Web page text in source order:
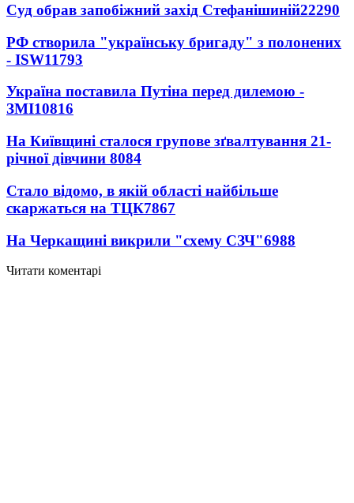
Суд обрав запобіжний захід Стефанішиній22290
РФ створила "українську бригаду" з полонених
- ISW11793
Україна поставила Путіна перед дилемою -
ЗМІ10816
На Київщині сталося групове зґвалтування 21-
річної дівчини 8084
Стало відомо, в якій області найбільше
скаржаться на ТЦК7867
На Черкащині викрили "схему СЗЧ"6988
Читати коментарі